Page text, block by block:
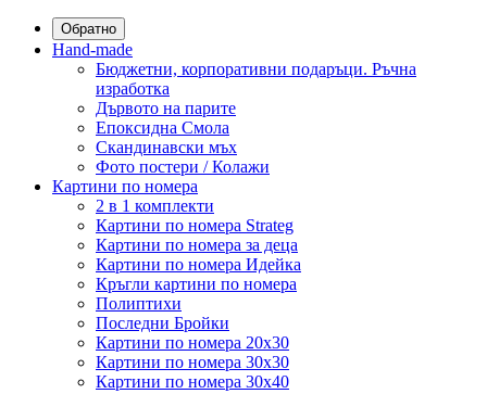
Обратно
Hand-made
Бюджетни, корпоративни подаръци. Ръчна
изработка
Дървото на парите
Епоксидна Смола
Скандинавски мъх
Фото постери / Колажи
Картини по номера
2 в 1 комплекти
Картини по номера Strateg
Картини по номера за деца
Картини по номера Идейка
Кръгли картини по номера
Полиптихи
Последни Бройки
Картини по номера 20x30
Картини по номера 30x30
Картини по номера 30x40